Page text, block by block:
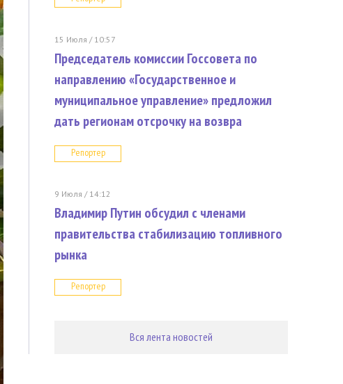
15 Июля / 10:57
Председатель комиссии Госсовета по
направлению «Государственное и
муниципальное управление» предложил
дать регионам отсрочку на возвра
Репортер
9 Июля / 14:12
Владимир Путин обсудил с членами
правительства стабилизацию топливного
рынка
Репортер
Вся лента новостей